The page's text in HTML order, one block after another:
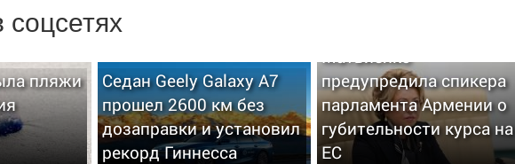
пляжи
Седан Geely Galaxy A7
прошел 2600 км без
дозаправки и установил
рекорд Гиннесса
предупредила спикера
парламента Армении о
губительности курса на
ЕС